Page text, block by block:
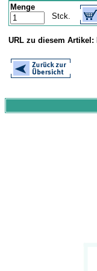
Menge
Stck.
URL zu diesem Artikel: